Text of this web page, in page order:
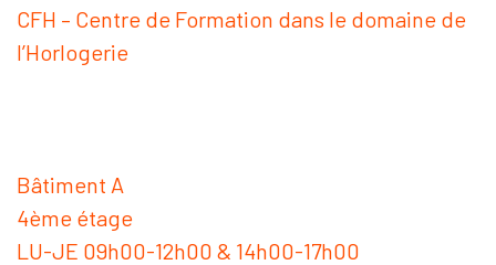
CFH – Centre de Formation dans le domaine de
l’Horlogerie
Bâtiment A
4ème étage
LU-JE 09h00-12h00 & 14h00-17h00